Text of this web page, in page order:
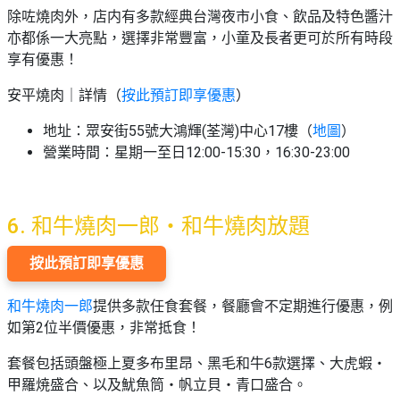
除咗燒肉外，店内有多款經典台灣夜市小食、飲品及特色醬汁
亦都係一大亮點，選擇非常豐富，小童及長者更可於所有時段
享有優惠！
安平燒肉｜詳情（按此預訂即享優惠）
地址：眾安街55號大鴻輝(荃灣)中心17樓（地圖 ）
營業時間： 星期一至日 12:00-15:30，16:30-23:00
6. 和牛燒肉一郎・和牛燒肉放題
按此預訂即享優惠
和牛燒肉一郎提供多款任食套餐，餐廳會不定期進行優惠，例
如第2位半價優惠，非常抵食！
套餐包括頭盤極上夏多布里昂、黑毛和牛6款選擇、大虎蝦・
甲羅焼盛合、以及魷魚筒・帆立貝・青口盛合。